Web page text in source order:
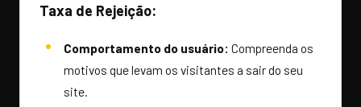
Taxa de Rejeição:
Comportamento do usuário: Compreenda os
motivos que levam os visitantes a sair do seu
site.